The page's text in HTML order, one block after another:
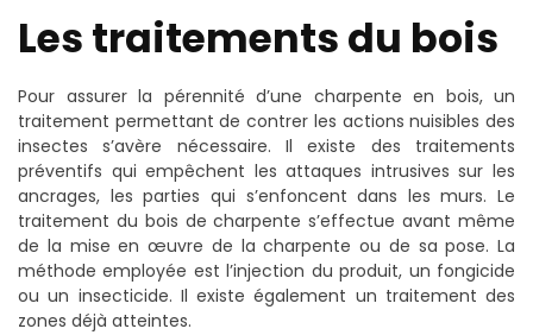
Les traitements du bois
Pour assurer la pérennité d’une charpente en bois, un
traitement permettant de contrer les actions nuisibles des
insectes s’avère nécessaire. Il existe des traitements
préventifs qui empêchent les attaques intrusives sur les
ancrages, les parties qui s’enfoncent dans les murs. Le
traitement du bois de charpente s’effectue avant même
de la mise en œuvre de la charpente ou de sa pose. La
méthode employée est l’injection du produit, un fongicide
ou un insecticide. Il existe également un traitement des
zones déjà atteintes.